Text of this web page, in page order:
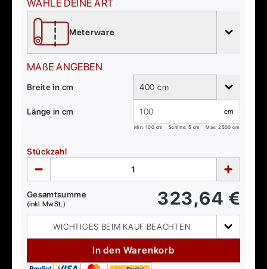
WÄHLE DEINE ART
Meterware
MAßE ANGEBEN
Breite in cm 400 cm
Länge in cm cm
Min: 100 cm Schritte: 5 cm Max:2500 cm
Stückzahl
Gesamtsumme
(inkl. MwSt.) 323,64 €
WICHTIGES BEIM KAUF BEACHTEN
In den Warenkorb